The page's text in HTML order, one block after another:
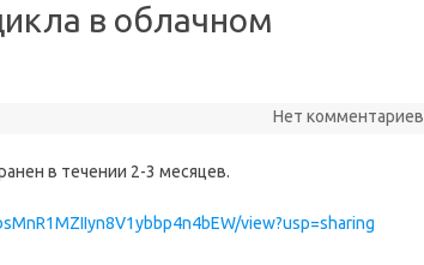
в облачном
Нет комментариев
в течении 2-3 месяцев.
view?usp=sharing